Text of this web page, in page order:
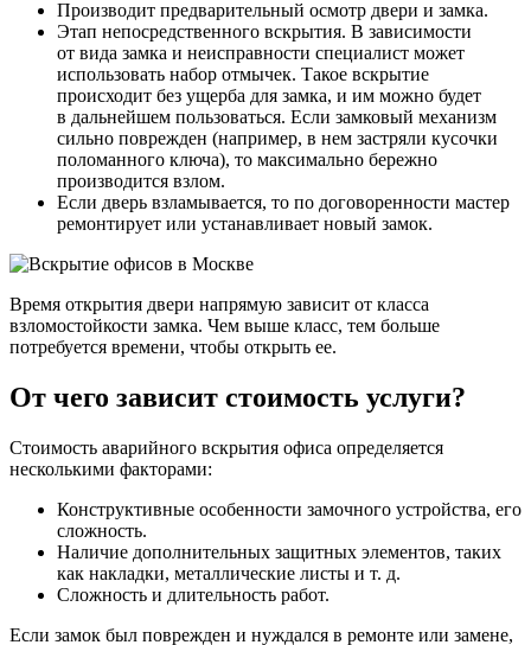
Производит предварительный осмотр двери и замка.
Этап непосредственного вскрытия. В зависимости
от вида замка и неисправности специалист может
использовать набор отмычек. Такое вскрытие
происходит без ущерба для замка, и им можно будет
в дальнейшем пользоваться. Если замковый механизм
сильно поврежден (например, в нем застряли кусочки
поломанного ключа), то максимально бережно
производится взлом.
Если дверь взламывается, то по договоренности мастер
ремонтирует или устанавливает новый замок.
Время открытия двери напрямую зависит от класса
взломостойкости замка. Чем выше класс, тем больше
потребуется времени, чтобы открыть ее.
От чего зависит стоимость услуги?
Стоимость аварийного вскрытия офиса определяется
несколькими факторами:
Конструктивные особенности замочного устройства, его
сложность.
Наличие дополнительных защитных элементов, таких
как накладки, металлические листы и т. д.
Сложность и длительность работ.
Если замок был поврежден и нуждался в ремонте или замене,